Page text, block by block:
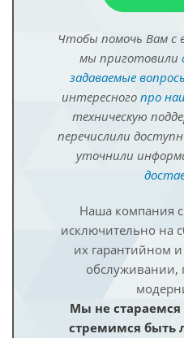
Чтобы помочь Вам с
мы приготовили
задаваемые
интересного про
техническую
перечислили
уточнили
Наша компания
исключительно на
их гарантийном
обслуживании,
Мы не
стремимся быть